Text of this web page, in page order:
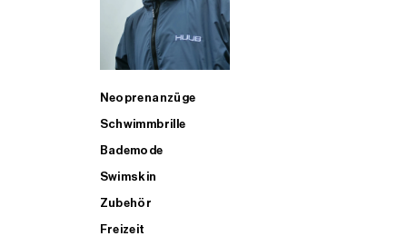
Neoprenanzüge
Schwimmbrille
Bademode
Swimskin
Zubehör
Freizeit